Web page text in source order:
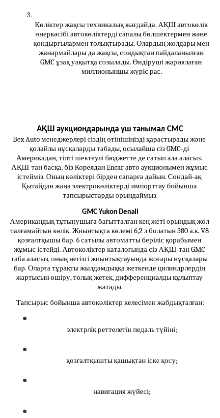
Көліктер жақсы техникалық жағдайда. АҚШ автокөлік
өнеркәсібі автокөліктерді сапалы бөлшектермен және
қондырғылармен толықтырады. Олардың жолдары мен
жанармайлары да жақсы, сондықтан пайдаланылған
GMC ұзақ уақытқа созылады. Өндіруші жариялаған
миллионыншы жүріс рас.
АҚШ аукциондарында үш танымал CMC
Bex Auto менеджерлері сіздің өтінішіңізді қарастырады және
қолайлы нұсқаларды табады, осылайша сіз GMC-ді
Америкадан, тіпті шектеулі бюджетте де сатып ала аласыз.
АҚШ-тан басқа, біз Кореядан Encar авто аукционымен жұмыс
істейміз. Оның көліктері бірден сапарға дайын. Сондай-ақ
Қытайдан жаңа электрокөліктерді импорттау бойынша
тапсырыстарды орындаймыз.
GMC Yukon Denali
Американдық тұтынушыға бағытталған кең жеті орындық жол
талғамайтын көлік. Жиынтықта көлемі 6,2 л болатын 380 а.к. V8
қозғалтқышы бар. 6 сатылы автоматты беріліс қорабымен
жұмыс істейді. Автокөліктер каталогында сіз АҚШ-тан GMC
таба аласыз, оның негізгі жиынтықтауында жоғары нұсқалары
бар. Оларға тұрақты жылдамдыққа жеткенде цилиндрлердің
жартысын өшіру, толық жетек, дифференциалды құлыптау
жатады.
Тапсырыс бойынша автокөліктер келесімен жабдықталған:
электрлік реттелетін педаль түйіні;
қозғалтқышты қашықтан іске қосу;
навигация жүйесі;